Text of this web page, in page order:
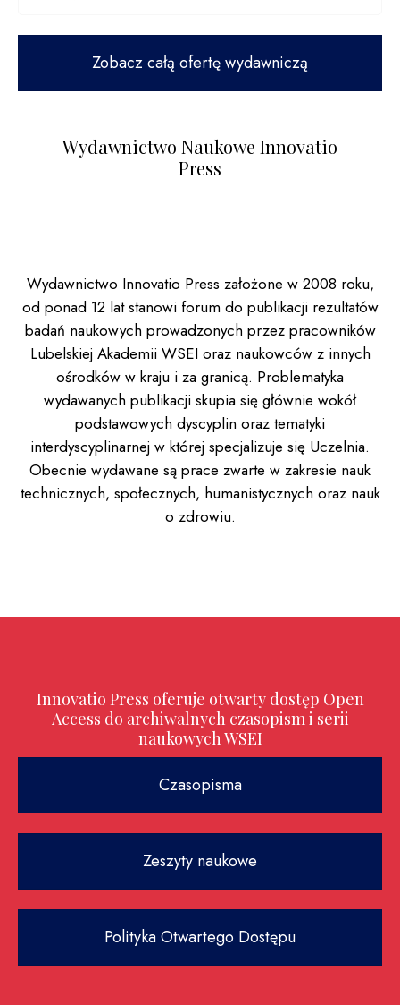
Zobacz całą ofertę wydawniczą
Wydawnictwo Naukowe Innovatio
Press
Wydawnictwo Innovatio Press założone w 2008 roku,
od ponad 12 lat stanowi forum do publikacji rezultatów
badań naukowych prowadzonych przez pracowników
Lubelskiej Akademii WSEI oraz naukowców z innych
ośrodków w kraju i za granicą. Problematyka
wydawanych publikacji skupia się głównie wokół
podstawowych dyscyplin oraz tematyki
interdyscyplinarnej w której specjalizuje się Uczelnia.
Obecnie wydawane są prace zwarte w zakresie nauk
technicznych, społecznych, humanistycznych oraz nauk
o zdrowiu.
Innovatio Press oferuje otwarty dostęp Open
Access do archiwalnych czasopism i serii
naukowych WSEI
Czasopisma
Zeszyty naukowe
Polityka Otwartego Dostępu